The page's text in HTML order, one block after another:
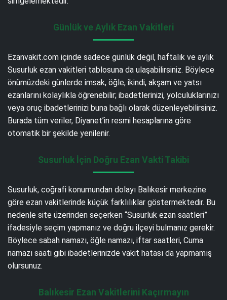
Günlük ve Aylık Ezan Vakitleri
Ezanvakit.com içinde sadece günlük değil, haftalık ve aylık
Susurluk ezan vakitleri tablosuna da ulaşabilirsiniz. Böylece
önümüzdeki günlerde imsak, öğle, ikindi, akşam ve yatsı
ezanlarını kolaylıkla öğrenebilir; ibadetlerinizi, yolculuklarınızı
veya oruç ibadetlerinizi buna bağlı olarak düzenleyebilirsiniz.
Burada tüm veriler, Diyanet’in resmi hesaplarına göre
otomatik bir şekilde yenilenir.
Susurluk İçin Doğru Ezan Vakti Takibi
Susurluk, coğrafi konumundan dolayı Balıkesir merkezine
göre ezan vakitlerinde küçük farklılıklar göstermektedir. Bu
nedenle site üzerinden seçerken “Susurluk ezan saatleri”
ifadesiyle seçim yapmanız ve doğru ilçeyi bulmanız gerekir.
Böylece sabah namazı, öğle namazı, iftar saatleri, Cuma
namazı saati gibi ibadetlerinizde vakit hatası da yapmamış
olursunuz.
Balıkesir Ezan Vakitlerini Kaçırmayın